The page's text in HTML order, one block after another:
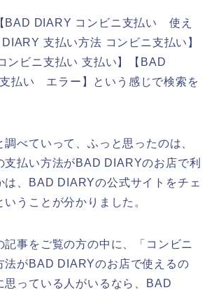
BAD DIARY コンビニ支払い 使え
支払い方法 コンビニ支払い】
ンビニ支払い 支払い】【BAD
払い エラー】という感じで検索を
べていって、ふっと思ったのは、
支払い方法がBAD DIARYのお店で利
は、BAD DIARYの公式サイトをチェ
うことが分かりました。
記事をご覧の方の中に、「コンビニ
法がBAD DIARYのお店で使えるの
思っている人がいるなら、BAD